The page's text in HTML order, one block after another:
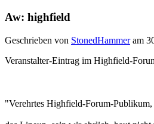
Aw: highfield
Geschrieben von StonedHammeram
Veranstalter-Eintrag im Highfield-
"Verehrtes Highfield-Forum-Publikum,